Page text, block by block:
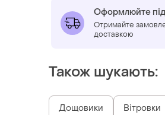
Оформлюйте
Отримайте
доставкою
Також шукають:
Дощовики Вітровки